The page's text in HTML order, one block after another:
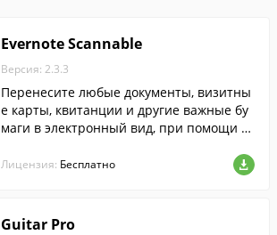
Evernote Scannable
Версия: 2.3.3
Перенесите любые документы, визитны
е карты, квитанции и другие важные бу
маги в электронный вид, при помощи эт
Лицензия: Бесплатно
Guitar Pro